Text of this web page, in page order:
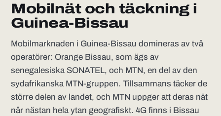
Mobilnät och täckning i
Guinea-Bissau
Mobilmarknaden i Guinea-Bissau domineras av två
operatörer: Orange Bissau, som ägs av
senegalesiska SONATEL, och MTN, en del av den
sydafrikanska MTN-gruppen. Tillsammans täcker de
större delen av landet, och MTN uppger att deras nät
når nästan hela ytan geografiskt. 4G finns i Bissau